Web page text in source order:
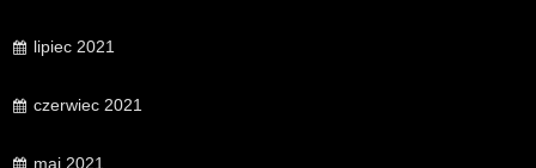
lipiec 2021
czerwiec 2021
maj 2021